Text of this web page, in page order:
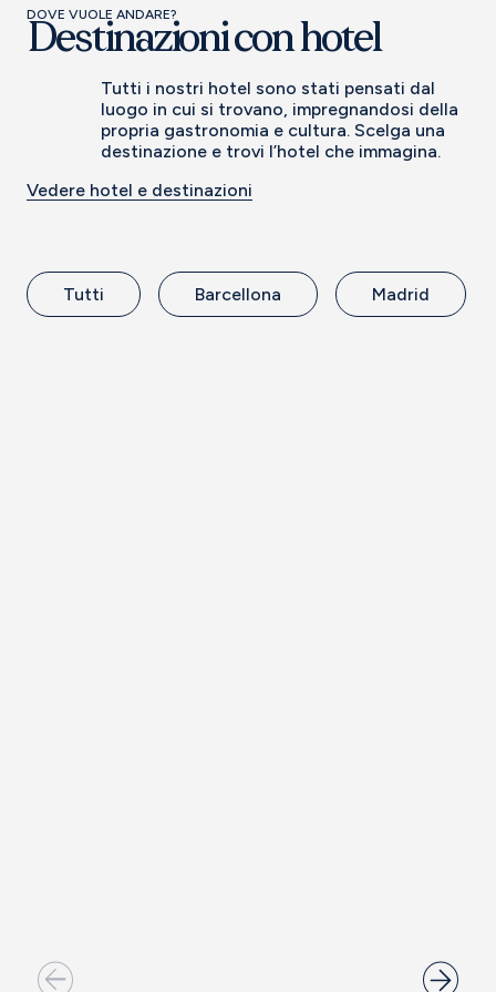
DOVE VUOLE ANDARE?
Destinazioni con hotel
Tutti i nostri hotel sono stati pensati dal
luogo in cui si trovano, impregnandosi della
propria gastronomia e cultura. Scelga una
destinazione e trovi l’hotel che immagina.
Vedere hotel e destinazioni
Tutti Barcellona Madrid